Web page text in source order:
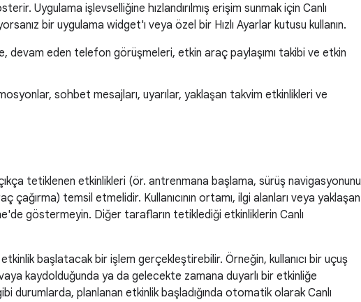
Uygulama işlevselliğine hızlandırılmış erişim sunmak için Canlı
bir uygulama widget'ı veya özel bir Hızlı Ayarlar kutusu kullanın.
devam eden telefon görüşmeleri, etkin araç paylaşımı takibi ve etkin
sohbet mesajları, uyarılar, yaklaşan takvim etkinlikleri ve
tetiklenen etkinlikleri (ör. antrenmana başlama, sürüş navigasyonunu
temsil etmelidir. Kullanıcının ortamı, ilgi alanları veya yaklaşan
göstermeyin. Diğer tarafların tetiklediği etkinliklerin Canlı
başlatacak bir işlem gerçekleştirebilir. Örneğin, kullanıcı bir uçuş
kaydolduğunda ya da gelecekte zamana duyarlı bir etkinliğe
durumlarda, planlanan etkinlik başladığında otomatik olarak Canlı